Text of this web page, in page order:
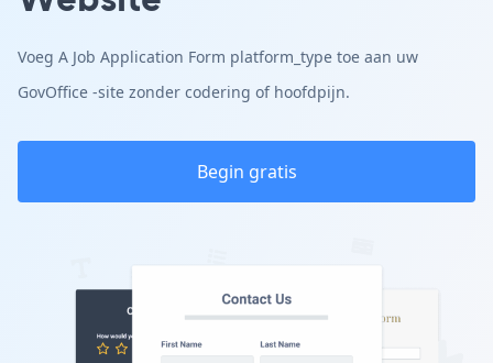
Voeg A Job Application Form platform_type toe aan uw
GovOffice -site zonder codering of hoofdpijn.
Begin gratis